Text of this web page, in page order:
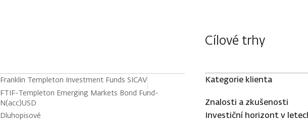
Franklin Templeton Investment Funds SICAV
FTIF-Templeton Emerging Markets Bond Fund-
N(acc)USD
Dluhopisové
Cílové trhy
Kategorie klienta
Znalosti a zkušenosti
Investiční horizont v